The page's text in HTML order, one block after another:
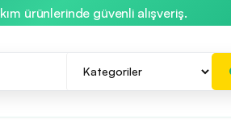
ürünlerinde güvenli alışveriş.